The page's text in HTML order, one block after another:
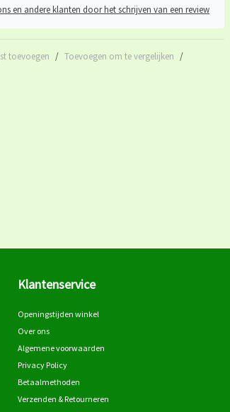
en andere klanten door het schrijven van een review
toevoegen / Toevoegen om te vergelijken /
Klantenservice
Openingstijden winkel
Over ons
Algemene voorwaarden
Privacy Policy
Betaalmethoden
Verzenden & Retourneren